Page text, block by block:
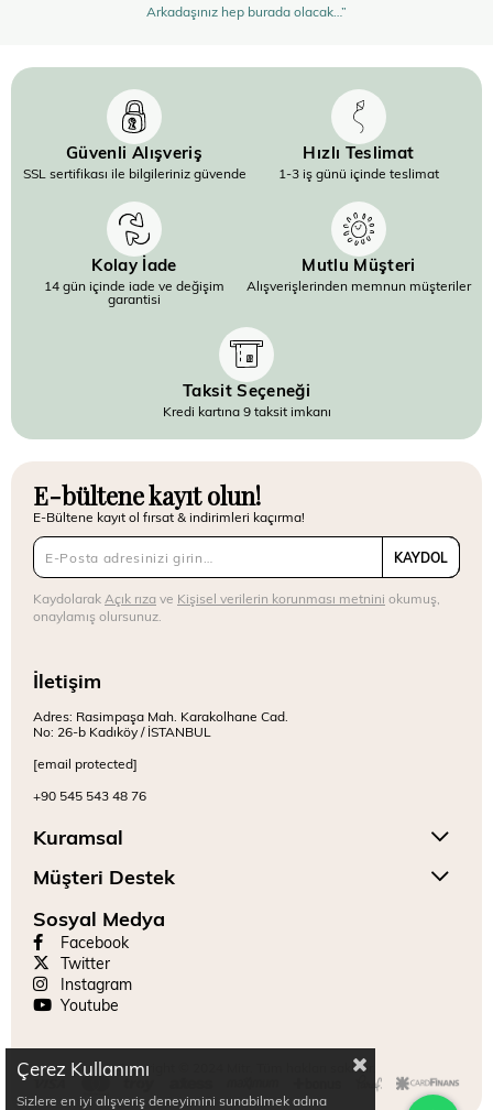
Arkadaşınız hep burada olacak…”
Güvenli Alışveriş
SSL sertifikası ile bilgileriniz güvende
Hızlı Teslimat
1-3 iş günü içinde teslimat
Kolay İade
14 gün içinde iade ve değişim
garantisi
Mutlu Müşteri
Alışverişlerinden memnun müşteriler
Taksit Seçeneği
Kredi kartına 9 taksit imkanı
E-bültene kayıt olun!
E-Bültene kayıt ol fırsat & indirimleri kaçırma!
KAYDOL
Kaydolarak Açık rızave Kişisel verilerin korunması metnini okumuş,
onaylamış olursunuz.
İletişim
Adres: Rasimpaşa Mah. Karakolhane Cad.
No: 26-b Kadıköy / İSTANBUL
[email protected]
+90 545 543 48 76
Kuramsal
Müşteri Destek
Sosyal Medya
Facebook
Twitter
Instagram
Youtube
Copyright © 2024 Mitr. Tüm hakları saklıdır.
Çerez Kullanımı
Sizlere en iyi alışveriş deneyimini sunabilmek adına